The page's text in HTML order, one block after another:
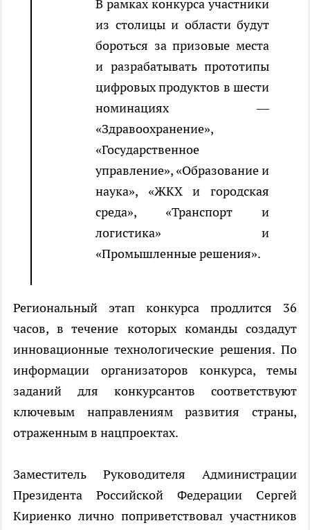
В рамках конкурса участники
из столицы и области будут
бороться за призовые места
и разрабатывать прототипы
цифровых продуктов в шести
номинациях —
«Здравоохранение»,
«Государственное
управление», «Образование и
наука», «ЖКХ и городская
среда», «Транспорт и
логистика» и
«Промышленные решения».
Региональный этап конкурса продлится 36
часов, в течение которых команды создадут
инновационные технологические решения. По
информации организаторов конкурса, темы
заданий для конкурсантов соответствуют
ключевым направлениям развития страны,
отраженным в нацпроектах.
Заместитель Руководителя Администрации
Президента Российской Федерации Сергей
Кириенко лично поприветствовал участников